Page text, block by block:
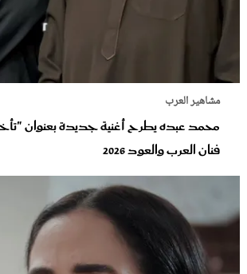
مشاهير العرب
محمد عبده يطرح أغنية جديدة بعنوان
فنان العرب والعود‬ 2026